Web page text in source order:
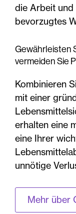
die Arbeit und
bevorzugtes
Gewährleisten
vermeiden Sie
Kombinieren
mit einer
erhalten eine
eine Ihrer
unnötige
Mehr über